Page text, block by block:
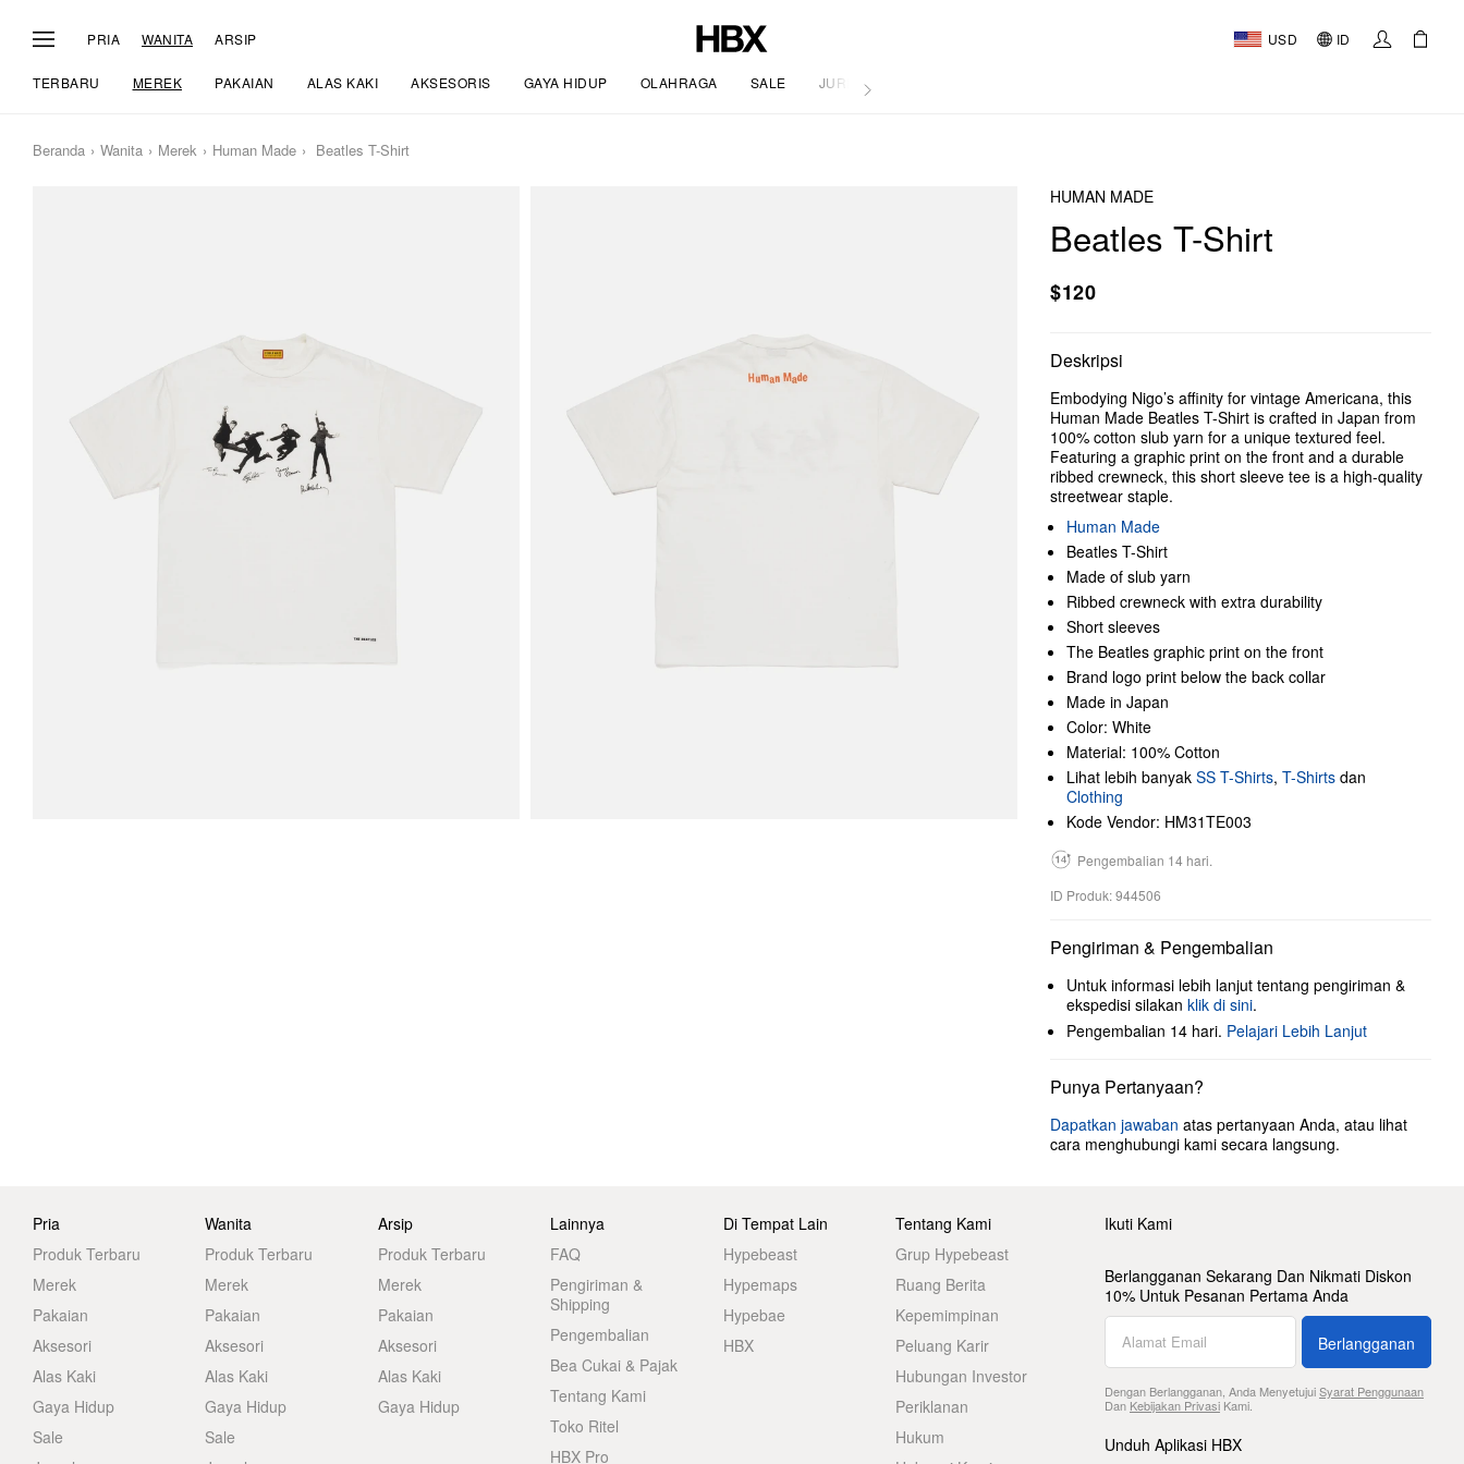
PRIA WANITA ARSIP USD ID
TERBARU MEREK PAKAIAN ALAS KAKI AKSESORIS GAYA HIDUP OLAHRAGA SALE JURNAL
Beranda Wanita Merek Human Made Beatles T-Shirt
HUMAN MADE
Beatles T-Shirt
$120
Deskripsi
Embodying Nigo’s affinity for vintage Americana, this
Human Made Beatles T-Shirt is crafted in Japan from
100% cotton slub yarn for a unique textured feel.
Featuring a graphic print on the front and a durable
ribbed crewneck, this short sleeve tee is a high-quality
streetwear staple.
Human Made
Beatles T-Shirt
Made of slub yarn
Ribbed crewneck with extra durability
Short sleeves
The Beatles graphic print on the front
Brand logo print below the back collar
Made in Japan
Color: White
Material: 100% Cotton
Lihat lebih banyak SS T-Shirts, T-Shirts dan
Clothing
Kode Vendor: HM31TE003
Pengembalian 14 hari.
ID Produk: 944506
Pengiriman & Pengembalian
Untuk informasi lebih lanjut tentang pengiriman &
ekspedisi silakan klik di sini.
Pengembalian 14 hari. Pelajari Lebih Lanjut
Punya Pertanyaan?
Dapatkan jawaban atas pertanyaan Anda, atau lihat
cara menghubungi kami secara langsung.
Pria
Produk Terbaru
Merek
Pakaian
Aksesori
Alas Kaki
Gaya Hidup
Sale
Wanita
Produk Terbaru
Merek
Pakaian
Aksesori
Alas Kaki
Gaya Hidup
Sale
Arsip
Produk Terbaru
Merek
Pakaian
Aksesori
Alas Kaki
Gaya Hidup
Lainnya
FAQ
Pengiriman &
Shipping
Pengembalian
Bea Cukai & Pajak
Tentang Kami
Toko Ritel
HBX Pro
Di Tempat Lain
Hypebeast
Hypemaps
Hypebae
HBX
Tentang Kami
Grup Hypebeast
Ruang Berita
Kepemimpinan
Peluang Karir
Hubungan Investor
Periklanan
Hukum
Ikuti Kami
Berlangganan Sekarang Dan Nikmati Diskon
10% Untuk Pesanan Pertama Anda
Berlangganan
Dengan Berlangganan, Anda MenyetujuiSyarat Penggunaan
Dan Kebijakan PrivasiKami.
Unduh Aplikasi HBX